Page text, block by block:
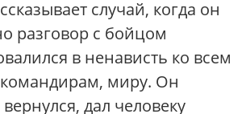
случай, когда он
разговор с бойцом
в ненависть ко всем
миру. Он
дал человеку